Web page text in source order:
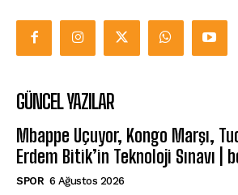
GÜNCEL YAZILAR
Mbappe Uçuyor, Kongo Marşı,
Erdem Bitik’in Teknoloji Sınavı |
SPOR 6 Ağustos 2026